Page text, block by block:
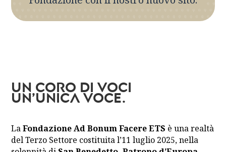
Un coro di voci
un’unica voce.
LaFondazione Ad Bonum Facere ETS è una realtà
del Terzo Settore costituita l’11 luglio 2025, nella